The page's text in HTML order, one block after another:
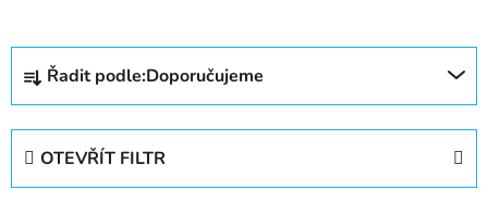
Ř
z
Řadit podle:Doporučujeme
OTEVŘÍT FILTR